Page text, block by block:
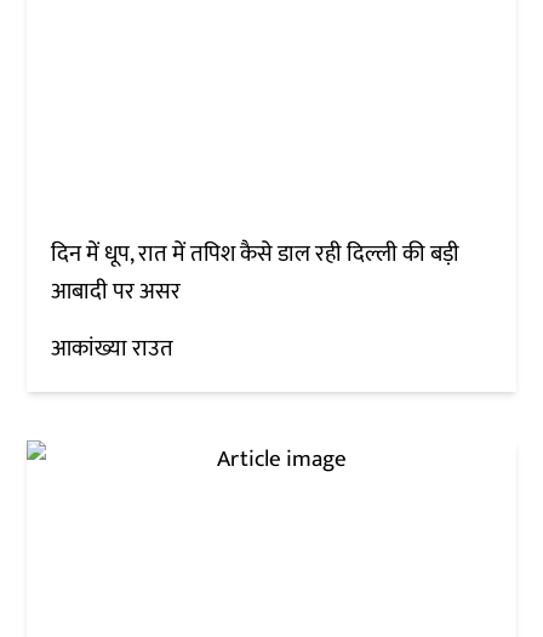
दिन में धूप, रात में तपिश कैसे डाल रही दिल्ली की बड़ी
आबादी पर असर
आकांख्या राउत